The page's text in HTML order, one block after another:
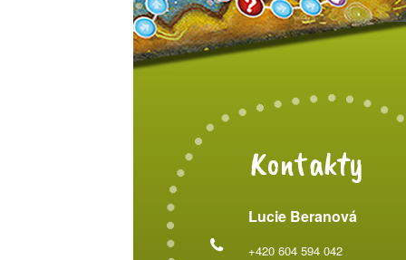
Kontakty
Lucie Beranová
+420 604 594 042